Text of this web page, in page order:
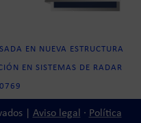
EN NUEVA ESTRUCTURA
EN SISTEMAS DE RADAR
| Aviso legal · Política